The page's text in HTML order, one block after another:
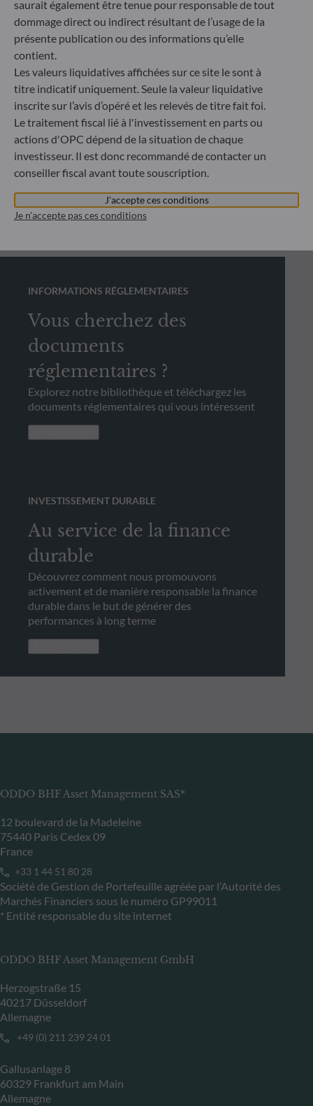
INFORMATIONS RÉGLEMENTAIRES
Vous cherchez des
documents
réglementaires ?
Explorez notre bibliothèque et téléchargez les
documents réglementaires qui vous intéressent
INVESTISSEMENT DURABLE
Au service de la finance
durable
Découvrez comment nous promouvons
activement et de manière responsable la finance
durable dans le but de générer des
performances à long terme
ODDO BHF Asset Management SAS*
12 boulevard de la Madeleine
75440 Paris Cedex 09
France
+33 1 44 51 80 28
Société de Gestion de Portefeuille agréée par l’Autorité des
Marchés Financiers sous le numéro GP99011
* Entité responsable du site internet
ODDO BHF Asset Management GmbH
Herzogstraße 15
40217 Düsseldorf
Allemagne
+49 (0) 211 239 24 01
Gallusanlage 8
60329 Frankfurt am Main
Allemagne
saurait également être tenue pour responsable de tout
dommage direct ou indirect résultant de l’usage de la
présente publication ou des informations qu’elle
contient.
Les valeurs liquidatives affichées sur ce site le sont à
titre indicatif uniquement. Seule la valeur liquidative
inscrite sur l’avis d’opéré et les relevés de titre fait foi.
Le traitement fiscal lié à l'investissement en parts ou
actions d'OPC dépend de la situation de chaque
investisseur. Il est donc recommandé de contacter un
conseiller fiscal avant toute souscription.
J'accepte ces conditions
Je n'accepte pas ces conditions